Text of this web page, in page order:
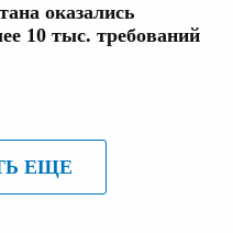
оказались
10 тыс. требований
ЕЩЕ